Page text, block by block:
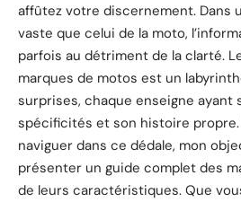
affûtez votre discernement. Dans
vaste que celui de la moto,
parfois au détriment de la clarté.
marques de motos est un
surprises, chaque enseigne ayant
spécificités et son histoire propre.
naviguer dans ce dédale, mon
présenter un guide complet des
de leurs caractéristiques. Que